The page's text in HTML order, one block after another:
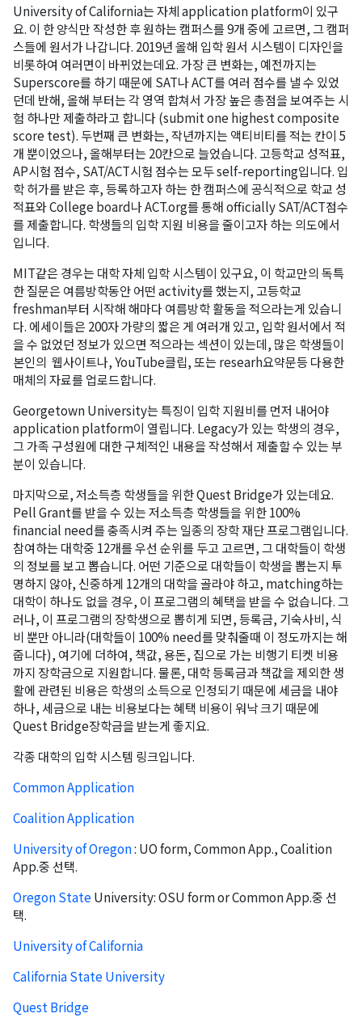
University of California는 자체 application platform이 있구
요. 이 한 양식만 작성한 후 원하는 캠퍼스를 9개 중에 고르면, 그 캠퍼
스들에 원서가 나갑니다. 2019년 올해 입학 원서 시스템이 디자인을
비롯하여 여러면이 바뀌었는데요. 가장 큰 변화는, 예전까지는
Superscore를 하기 때문에 SAT나 ACT를 여러 점수를 낼 수 있었
던데 반해, 올해 부터는 각 영역 합쳐서 가장 높은 총점을 보여주는 시
험 하나만 제출하라고 합니다 (submit one highest composite
score test). 두번째 큰 변화는, 작년까지는 액티비티를 적는 칸이 5
개 뿐이었으나, 올해부터는 20칸으로 늘었습니다. 고등학교 성적표,
AP시험 점수, SAT/ACT시험 점수는 모두 self-reporting입니다. 입
학 허가를 받은 후, 등록하고자 하는 한 캠퍼스에 공식적으로 학교 성
적표와 College board나 ACT.org를 통해 officially SAT/ACT점수
를 제출합니다. 학생들의 입학 지원 비용을 줄이고자 하는 의도에서
입니다.
MIT같은 경우는 대학 자체 입학 시스템이 있구요, 이 학교만의 독특
한 질문은 여름방학동안 어떤 activity를 했는지, 고등학교
freshman부터 시작해 해마다 여름방학 활동을 적으라는게 있습니
다. 에세이들은 200자 가량의 짧은 게 여러개 있고, 입학 원서에서 적
을 수 없었던 정보가 있으면 적으라는 섹션이 있는데, 많은 학생들이
본인의 웹사이트나, YouTube클립, 또는 researh요약문등 다용한
매체의 자료를 업로드합니다.
Georgetown University는 특징이 입학 지원비를 먼저 내어야
application platform이 열립니다. Legacy가 있는 학생의 경우,
그 가족 구성원에 대한 구체적인 내용을 작성해서 제출할 수 있는 부
분이 있습니다.
마지막으로, 저소득층 학생들을 위한 Quest Bridge가 있는데요.
Pell Grant를 받을 수 있는 저소득층 학생들을 위한 100%
financial need를 충족시켜 주는 일종의 장학 재단 프로그램입니다.
참여하는 대학중 12개를 우선 순위를 두고 고르면, 그 대학들이 학생
의 정보를 보고 뽑습니다. 어떤 기준으로 대학들이 학생을 뽑는지 투
명하지 않아, 신중하게 12개의 대학을 골라야 하고, matching하는
대학이 하나도 없을 경우, 이 프로그램의 혜택을 받을 수 없습니다. 그
러나, 이 프로그램의 장학생으로 뽑히게 되면, 등록금, 기숙사비, 식
비 뿐만 아니라(대학들이 100% need를 맞춰줄때 이 정도까지는 해
줍니다), 여기에 더하여, 책값, 용돈, 집으로 가는 비행기 티켓 비용
까지 장학금으로 지원합니다. 물론, 대학 등록금과 책값을 제외한 생
활에 관련된 비용은 학생의 소득으로 인정되기 때문에 세금을 내야
하나, 세금으로 내는 비용보다는 혜택 비용이 워낙 크기 때문에
Quest Bridge장학금을 받는게 좋지요.
각종 대학의 입학 시스템 링크입니다.
Common Application
Coalition Application
University of Oregon: UO form, Common App., Coalition
App.중 선택.
Oregon StateUniversity: OSU form or Common App.중 선
택.
University of California
California State University
Quest Bridge
오레곤K 뉴스레터 구독
매주 오레곤K 뉴스레터를 통해 다양한 로컬소식과